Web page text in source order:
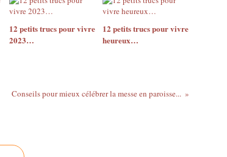
12 petits trucs pour vivre
2023…
12 petits trucs pour vivre
heureux…
Conseils pour mieux célébrer la messe en paroisse...